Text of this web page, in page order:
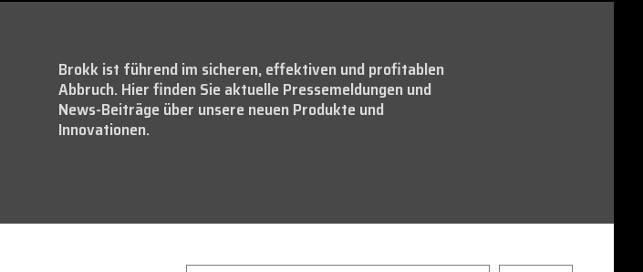
Brokk ist führend im sicheren, effektiven und profitablen
Abbruch. Hier finden Sie aktuelle Pressemeldungen und
News-Beiträge über unsere neuen Produkte und
Innovationen.